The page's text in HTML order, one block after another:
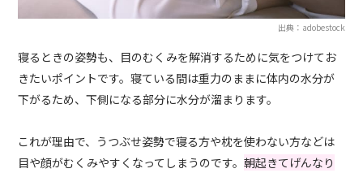
出典：adobestock
寝るときの姿勢も、目のむくみを解消するために気をつけてお
きたいポイントです。寝ている間は重力のままに体内の水分が
下がるため、下側になる部分に水分が溜まります。
これが理由で、うつぶせ姿勢で寝る方や枕を使わない方などは
目や顔がむくみやすくなってしまうのです。朝起きてげんなり